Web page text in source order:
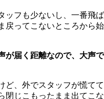
ッフも少ないし、一番飛ば
戻ってこないところから始
届く距離なので、大声で
ど、外でスタッフが慌てて
閉じこもったまま出てこな